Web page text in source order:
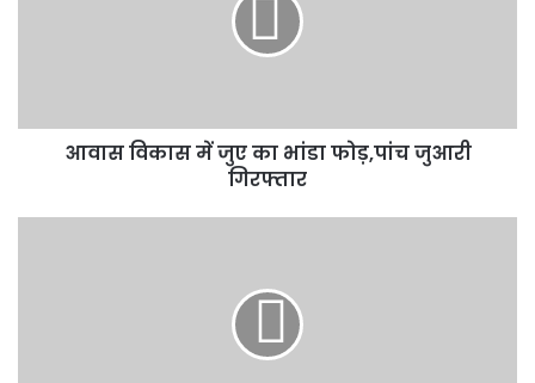
गिरफ्तार
आवास विकास में जुए का भांडा फोड़,पांच जुआरी
गिरफ्तार